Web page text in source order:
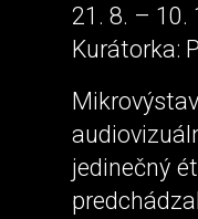
21. 8. – 10.
Kurátorka:
jedinečný